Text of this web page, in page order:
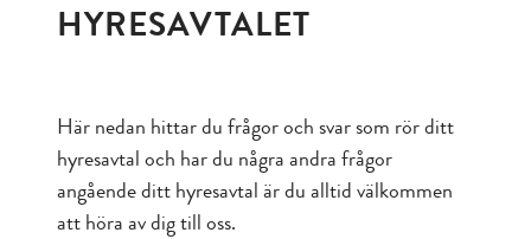
HYRESAVTALET
Här nedan hittar du frågor och svar som rör ditt
hyresavtal och har du några andra frågor
angående ditt hyresavtal är du alltid välkommen
att höra av dig till oss.